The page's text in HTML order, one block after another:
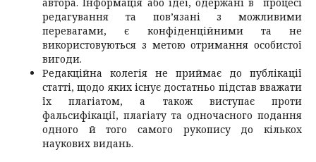
редагування та пов’язані з можливими
перевагами, є конфіденційними та не
використовуються з метою отримання особистої
вигоди.
Редакційна колегія не приймає до публікації
статті, щодо яких існує достатньо підстав вважати
їх плагіатом, а також виступає проти
фальсифікації, плагіату та одночасного подання
одного й того самого рукопису до кількох
наукових видань.